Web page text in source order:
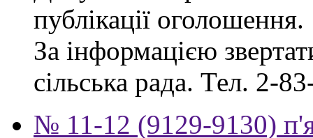
публікації оголошення.
За інформацією
сільська рада. Тел. 2-
№ 11-12 (9129-9130)